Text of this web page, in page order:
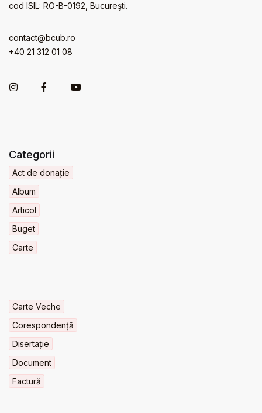
cod ISIL: RO-B-0192, Bucureşti.
contact@bcub.ro
+40 21 312 01 08
Categorii
Act de donație
Album
Articol
Buget
Carte
Carte Veche
Corespondență
Disertație
Document
Factură